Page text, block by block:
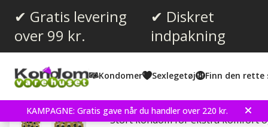
✔ Gratis levering
over 99 kr.
✔ Diskret
indpakning
Kondomer Sexlegetøj Finn den rette
KAMPAGNE: Gratis gave når du handler over 220 kr.
Anmeldelser (12)
EXS Magnum 100 stk
Stort kondom for ekstra komfort